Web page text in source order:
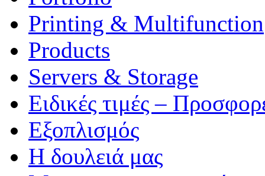
Printing & Multifunction
Products
Servers & Storage
Ειδικές τιμές –
Εξοπλισμός
Η δουλειά μας